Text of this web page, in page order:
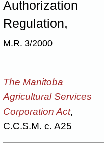
Authorization
Regulation,
M.R. 3/2000
The Manitoba
Agricultural Services
Corporation Act,
C.C.S.M. c. A25